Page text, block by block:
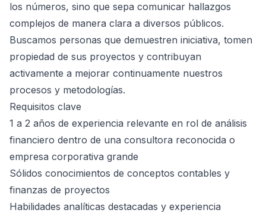
los números, sino que sepa comunicar hallazgos
complejos de manera clara a diversos públicos.
Buscamos personas que demuestren iniciativa, tomen
propiedad de sus proyectos y contribuyan
activamente a mejorar continuamente nuestros
procesos y metodologías.
Requisitos clave
1 a 2 años de experiencia relevante en rol de análisis
financiero dentro de una consultora reconocida o
empresa corporativa grande
Sólidos conocimientos de conceptos contables y
finanzas de proyectos
Habilidades analíticas destacadas y experiencia